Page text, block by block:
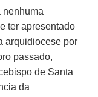
nenhuma
ter apresentado
arquidiocese por
passado,
de Santa
da